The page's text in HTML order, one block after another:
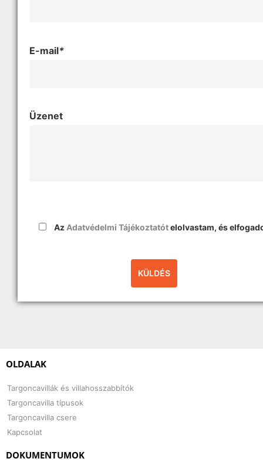
E-mail*
Üzenet
Az Adatvédelmi Tájékoztatótelolvastam, és
OLDALAK
Targoncavillák és villahosszabbítók
Targoncavilla típusok
Targoncavilla csere
Kapcsolat
DOKUMENTUMOK